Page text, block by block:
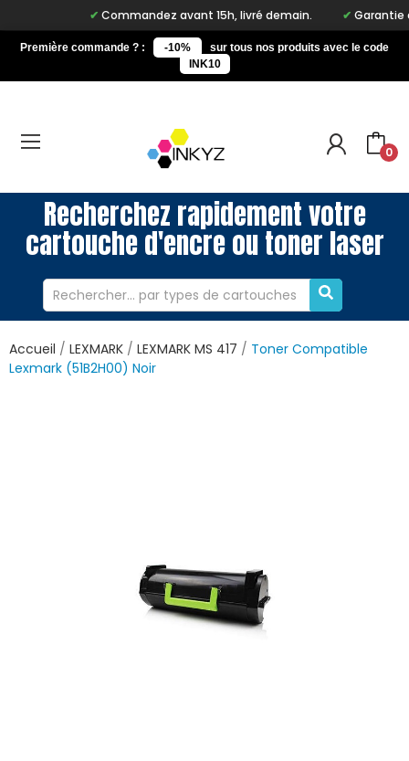
Commandez avant 15h, livré demain. Garantie à
Première commande ? : -10%
sur tous nos produits avec le code
INK10
0
Recherchez rapidement votre
cartouche d'encre ou toner laser
Accueil LEXMARK LEXMARK MS 417
Toner Compatible
Lexmark (51B2H00) Noir